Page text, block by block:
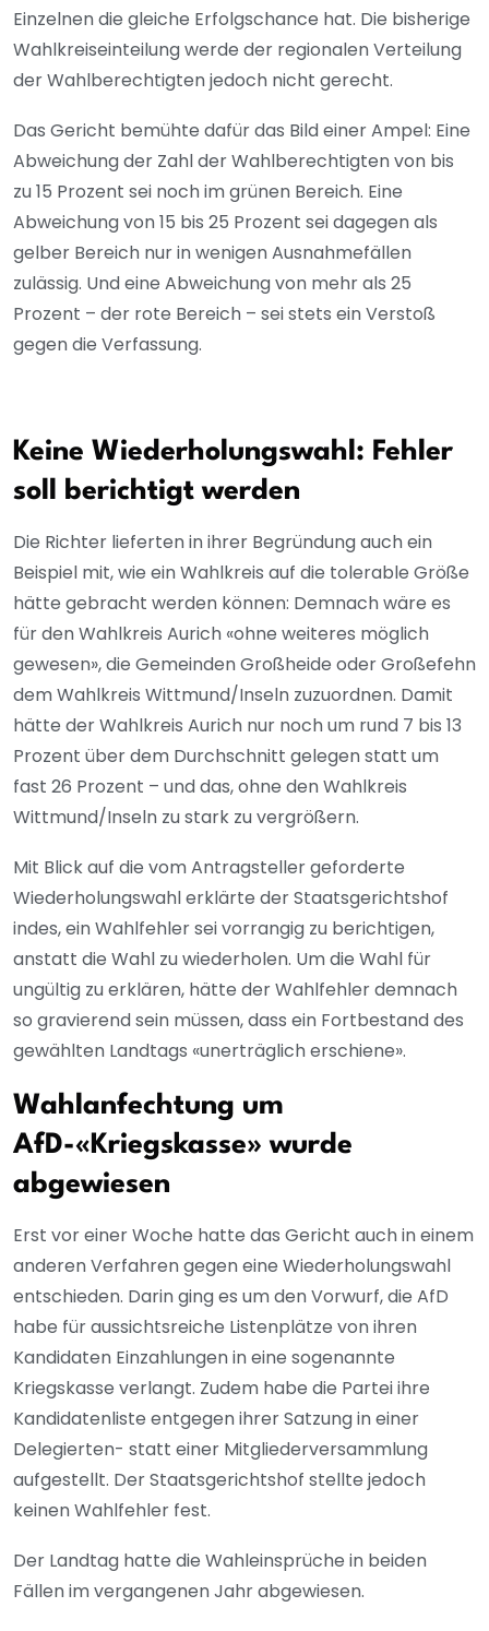
Einzelnen die gleiche Erfolgschance hat. Die bisherige
Wahlkreiseinteilung werde der regionalen Verteilung
der Wahlberechtigten jedoch nicht gerecht.
Das Gericht bemühte dafür das Bild einer Ampel: Eine
Abweichung der Zahl der Wahlberechtigten von bis
zu 15 Prozent sei noch im grünen Bereich. Eine
Abweichung von 15 bis 25 Prozent sei dagegen als
gelber Bereich nur in wenigen Ausnahmefällen
zulässig. Und eine Abweichung von mehr als 25
Prozent – der rote Bereich – sei stets ein Verstoß
gegen die Verfassung.
Keine Wiederholungswahl: Fehler
soll berichtigt werden
Die Richter lieferten in ihrer Begründung auch ein
Beispiel mit, wie ein Wahlkreis auf die tolerable Größe
hätte gebracht werden können: Demnach wäre es
für den Wahlkreis Aurich «ohne weiteres möglich
gewesen», die Gemeinden Großheide oder Großefehn
dem Wahlkreis Wittmund/Inseln zuzuordnen. Damit
hätte der Wahlkreis Aurich nur noch um rund 7 bis 13
Prozent über dem Durchschnitt gelegen statt um
fast 26 Prozent – und das, ohne den Wahlkreis
Wittmund/Inseln zu stark zu vergrößern.
Mit Blick auf die vom Antragsteller geforderte
Wiederholungswahl erklärte der Staatsgerichtshof
indes, ein Wahlfehler sei vorrangig zu berichtigen,
anstatt die Wahl zu wiederholen. Um die Wahl für
ungültig zu erklären, hätte der Wahlfehler demnach
so gravierend sein müssen, dass ein Fortbestand des
gewählten Landtags «unerträglich erschiene».
Wahlanfechtung um
AfD-«Kriegskasse» wurde
abgewiesen
Erst vor einer Woche hatte das Gericht auch in einem
anderen Verfahren gegen eine Wiederholungswahl
entschieden. Darin ging es um den Vorwurf, die AfD
habe für aussichtsreiche Listenplätze von ihren
Kandidaten Einzahlungen in eine sogenannte
Kriegskasse verlangt. Zudem habe die Partei ihre
Kandidatenliste entgegen ihrer Satzung in einer
Delegierten- statt einer Mitgliederversammlung
aufgestellt. Der Staatsgerichtshof stellte jedoch
keinen Wahlfehler fest.
Der Landtag hatte die Wahleinsprüche in beiden
Fällen im vergangenen Jahr abgewiesen.